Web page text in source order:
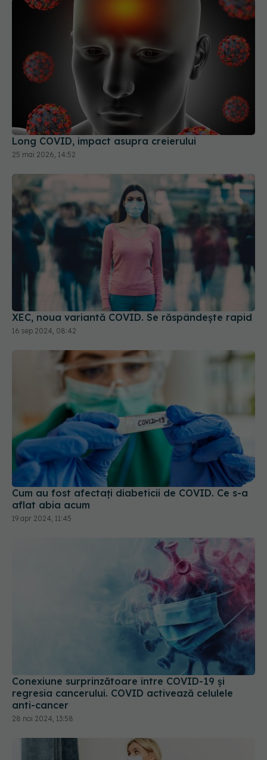
Long COVID, impact asupra creierului
25 mai 2026, 14:52
XEC, noua variantă COVID. Se răspândește rapid
16 sep 2024, 08:42
Cum au fost afectați diabeticii de COVID. Ce s-a
aflat abia acum
19 apr 2024, 11:45
Conexiune surprinzătoare între COVID-19 și
regresia cancerului. COVID activează celulele
anti-cancer
28 noi 2024, 13:58